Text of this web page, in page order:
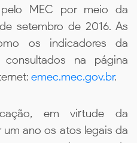
MEC por meio da
setembro de 2016. As
os indicadores da
na página
emec.mec.gov.br.
em virtude da
ano os atos legais da